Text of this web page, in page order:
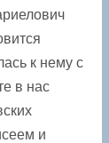
к нему с
в нас
и